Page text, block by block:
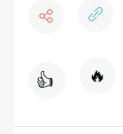
👍 🔥